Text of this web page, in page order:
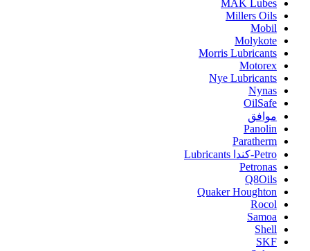
MAK Lubes
Millers Oils
Mobil
Molykote
Morris Lubricants
Motorex
Nye Lubricants
Nynas
OilSafe
موافق
Panolin
Paratherm
Petro-كندا Lubricants
Petronas
Q8Oils
Quaker Houghton
Rocol
Samoa
Shell
SKF